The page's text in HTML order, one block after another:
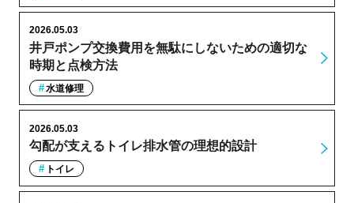
井戸ポンプ交換費用を無駄にしないための適切な
時期と点検方法
2026.05.03
水道修理
勾配が支えるトイレ排水管の理想的設計
2026.05.03
トイレ